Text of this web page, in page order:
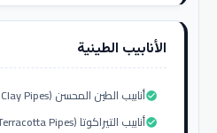
الأنابيب الطينية
أنابيب الطين المحسن (Vitrified Clay Pipes)check_circle
أنابيب التيراكوتا (Terracotta Pipes)check_circle